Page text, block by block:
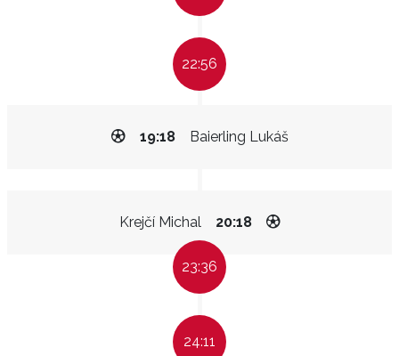
22:56
Baierling Lukáš
19:18
Krejčí Michal 20:18
23:36
24:11